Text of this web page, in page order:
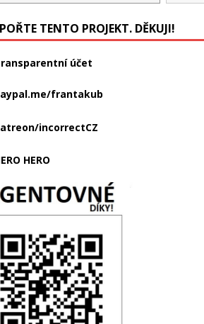
TENTO PROJEKT. DĚKUJI!
účet
frantakub
incorrectCZ
HERO